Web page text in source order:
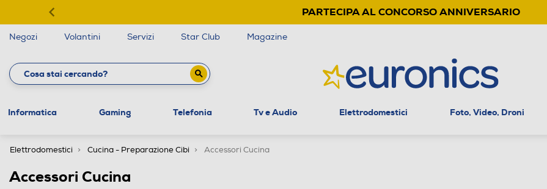
PARTECIPA AL CONCORSO ANNIVERSARIO
Negozi Volantini Servizi Star Club Magazine
Informatica Gaming Telefonia Tv e Audio Elettrodomestici Foto, Video, Droni
Elettrodomestici Cucina - Preparazione Cibi Accessori Cucina
Accessori Cucina